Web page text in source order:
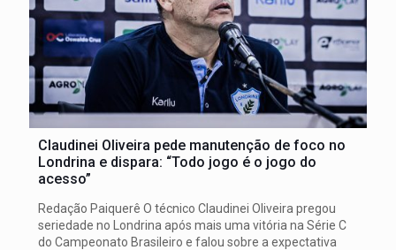
Claudinei Oliveira pede manutenção de foco no
Londrina e dispara: “Todo jogo é o jogo do
acesso”
Redação Paiquerê O técnico Claudinei Oliveira pregou
seriedade no Londrina após mais uma vitória na Série C
do Campeonato Brasileiro e falou sobre a expectativa